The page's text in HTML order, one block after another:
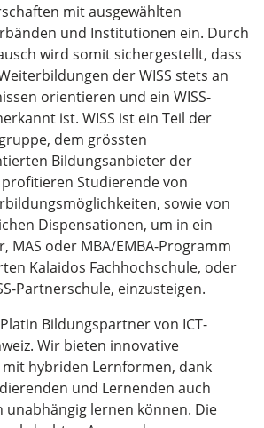
mit ausgewählten
und Institutionen ein. Durch
wird somit sichergestellt, dass
der WISS stets an
orientieren und ein WISS-
ist. WISS ist ein Teil der
dem grössten
Bildungsanbieter der
Studierende von
sowie von
Dispensationen, um in ein
MAS oder MBA/EMBA-Programm
Kalaidos Fachhochschule, oder
Partnerschule, einzusteigen.
Bildungspartner von ICT-
Wir bieten innovative
hybriden Lernformen, dank
und Lernenden auch
lernen können. Die